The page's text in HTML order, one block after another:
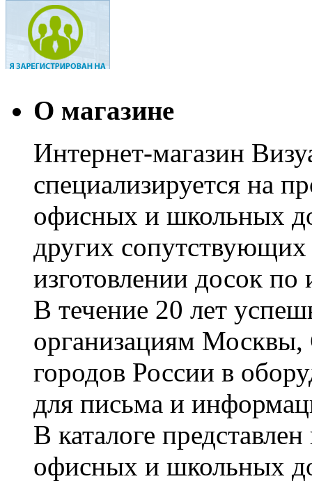
О магазине
Интернет-магазин
специализируется на
офисных и школьных
других сопутствующих
изготовлении досок по
В течение 20 лет
организациям Москвы,
городов России в
для письма и
В каталоге
офисных и школьных